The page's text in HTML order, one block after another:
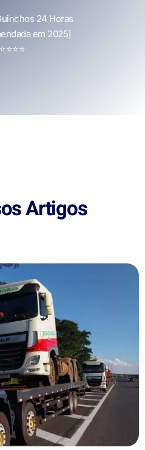
24 Horas
em 2025]
⭐⭐⭐⭐
Artigos